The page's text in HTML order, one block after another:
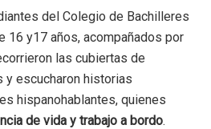
del Colegio de Bachilleres
16 y17 años, acompañados por
las cubiertas de
y escucharon historias
hispanohablantes, quienes
de vida y trabajo a bordo.